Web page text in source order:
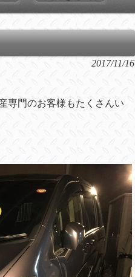
2017/11/16
門のお客様もたくさんい